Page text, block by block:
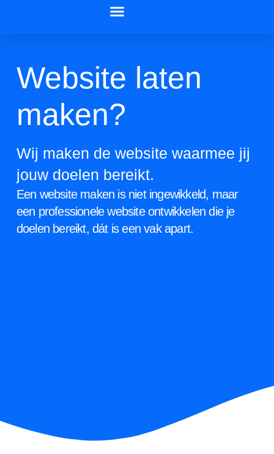
Website laten
maken?
Wij maken de website waarmee jij
jouw doelen bereikt.
Een website maken is niet ingewikkeld, maar
een professionele website ontwikkelen die je
doelen bereikt, dát is een vak apart.